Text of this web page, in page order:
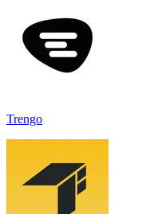
Trengo